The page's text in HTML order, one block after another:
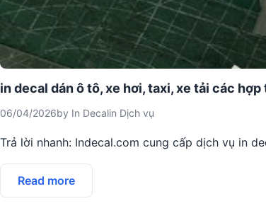
in decal dán ô tô, xe hơi, taxi, xe tải các
06/04/2026by In Decalin Dịch vụ
Trả lời nhanh: Indecal.com cung cấp dịch vụ in
Read more